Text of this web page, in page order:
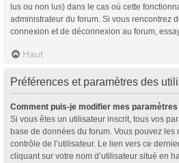
lus ou non lus) dans le cas où cette
administrateur du forum. Si vous rencontrez
connexion et de déconnexion au forum,
Haut
Préférences et paramètres des
Comment puis-je modifier mes paramètres
Si vous êtes un utilisateur inscrit, tous vos
base de données du forum. Vous pouvez
contrôle de l’utilisateur. Le lien vers ce
cliquant sur votre nom d’utilisateur situé en